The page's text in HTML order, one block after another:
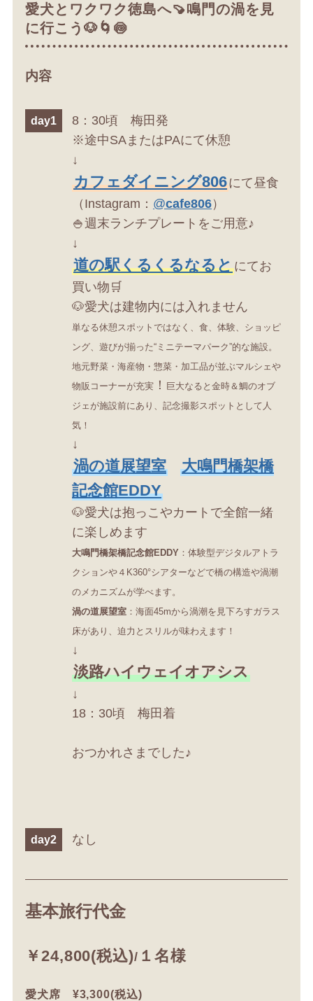
愛犬とワクワク徳島へ🍠鳴門の渦を見
に行こう🐶🌀🍥
内容
day1
8：30頃 梅田発
※途中SAまたはPAにて休憩
↓
カフェダイニング806にて昼食
（Instagram： @cafe806）
🍚週末ランチプレートをご用意♪
↓
道の駅くるくるなるとにてお
買い物🛒
🐶愛犬は建物内には入れません
単なる休憩スポットではなく、食、体験、ショッピ
ング、遊びが揃った“ミニテーマパーク”的な施設。
地元野菜・海産物・惣菜・加工品が並ぶマルシェや
物販コーナーが充実 ！
巨大なると金時＆鯛のオブ
ジェが施設前にあり、記念撮影スポットとして人
気！
↓
渦の道展望室
大鳴門橋架橋
記念館EDDY
🐶愛犬は抱っこやカートで全館一緒
に楽しめます
大鳴門橋架橋記念館EDDY ：体験型デジタルアトラ
クションや４K360°シアターなどで橋の構造や渦潮
のメカニズムが学べます。
渦の道展望室 ：海面45mから渦潮を見下ろすガラス
床があり、迫力とスリルが味わえます！
↓
淡路ハイウェイオアシス
↓
18：30頃 梅田着
おつかれさまでした♪
day2 なし
基本旅行代金
￥24,800(税込)/ １名様
愛犬席 ¥3,300(税込)